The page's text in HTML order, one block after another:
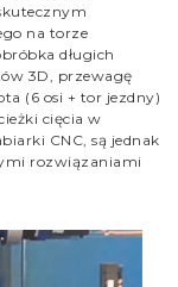
na torze
długich
3D, przewagę
(6 osi + tor jezdny)
cięcia w
CNC, są jednak
rozwiązaniami